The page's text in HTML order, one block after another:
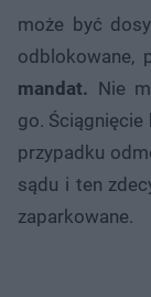
może być
odblokowane,
mandat. Nie
go. Ściągnięcie
przypadku
sądu i ten
zaparkowane.